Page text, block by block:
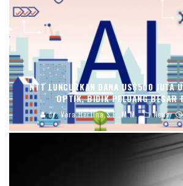
NTT LUNCURKAN DANA US$500 JUTA
OPTIK, BIDIK PELUANG BESAR
dr. Vera Herlina,S.E.,M.M. News